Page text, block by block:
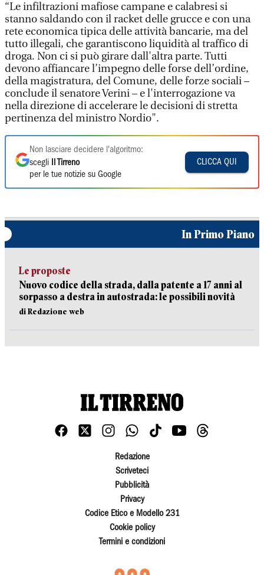
“Le infiltrazioni mafiose campane e calabresi si
stanno saldando con il racket delle grucce e con una
rete economica tipica delle attività bancarie, ma del
tutto illegali, che garantiscono liquidità al traffico di
droga. Non ci si può girare dall'altra parte. Tutti
devono affiancare l’impegno delle forse dell’ordine,
della magistratura, del Comune, delle forze sociali –
conclude il senatore Verini – e l'interrogazione va
nella direzione di accelerare le decisioni di stretta
pertinenza del ministro Nordio".
Non lasciare decidere l'algoritmo:
scegli
Il Tirreno
per le tue notizie su Google
CLICCA QUI
In Primo Piano
Le proposte
Nuovo codice della strada, dalla patente a 17 anni al
sorpasso a destra in autostrada: le possibili novità
di Redazione web
Redazione
Scriveteci
Pubblicità
Privacy
Codice Etico e Modello 231
Cookie policy
Termini e condizioni